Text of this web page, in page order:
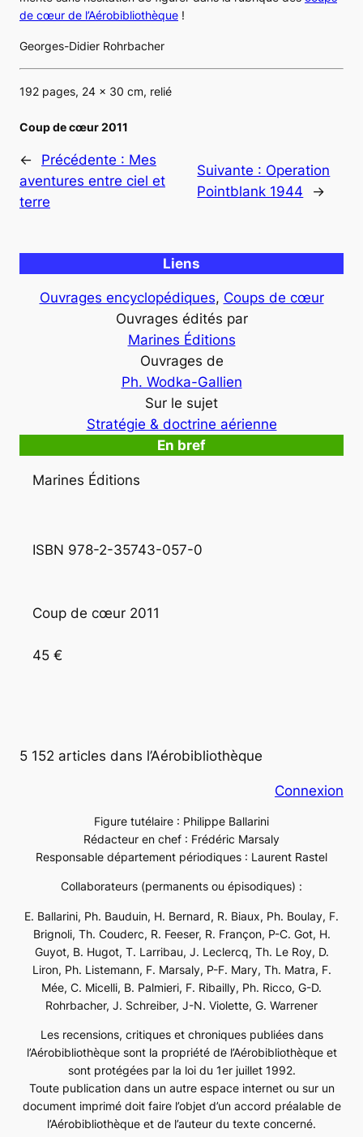
de cœur de l’Aérobibliothèque !
Georges-Didier Rohrbacher
192 pages, 24 x 30 cm, relié
Coup de cœur 2011
← Précédente : Mes
aventures entre ciel et
terre
Suivante : Operation
Pointblank 1944
→
Liens
Ouvrages encyclopédiques, Coups de cœur
Ouvrages édités par
Marines Éditions
Ouvrages de
Ph. Wodka-Gallien
Sur le sujet
Stratégie & doctrine aérienne
En bref
Marines Éditions
ISBN 978-2-35743-057-0
Coup de cœur 2011
45 €
5 152 articles dans l’Aérobibliothèque
Connexion
Figure tutélaire : Philippe Ballarini
Rédacteur en chef : Frédéric Marsaly
Responsable département périodiques : Laurent Rastel
Collaborateurs (permanents ou épisodiques) :
E. Ballarini, Ph. Bauduin, H. Bernard, R. Biaux, Ph. Boulay, F.
Brignoli, Th. Couderc, R. Feeser, R. Françon, P-C. Got, H.
Guyot, B. Hugot, T. Larribau, J. Leclercq, Th. Le Roy, D.
Liron, Ph. Listemann, F. Marsaly, P-F. Mary, Th. Matra, F.
Mée, C. Micelli, B. Palmieri, F. Ribailly, Ph. Ricco, G-D.
Rohrbacher, J. Schreiber, J-N. Violette, G. Warrener
Les recensions, critiques et chroniques publiées dans
l’Aérobibliothèque sont la propriété de l’Aérobibliothèque et
sont protégées par la loi du 1er juillet 1992.
Toute publication dans un autre espace internet ou sur un
document imprimé doit faire l’objet d’un accord préalable de
l’Aérobibliothèque et de l’auteur du texte concerné.